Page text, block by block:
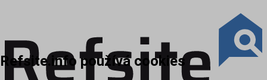
Refsite.info používá cookies